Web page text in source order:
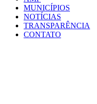
MUNICÍPIOS
NOTÍCIAS
TRANSPARÊNCIA
CONTATO